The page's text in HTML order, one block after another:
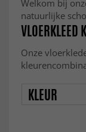
Welkom bij
natuurlijke
VLOERKLEED
Onze
KLEUR